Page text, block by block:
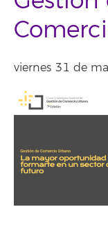
viernes 31 de